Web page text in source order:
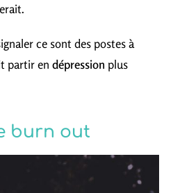
ce sont des postes à
partir en dépression plus
burn out